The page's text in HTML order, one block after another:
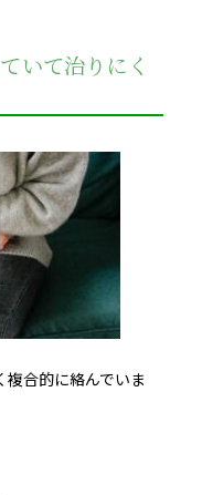
いて治りにく
合的に絡んでいま